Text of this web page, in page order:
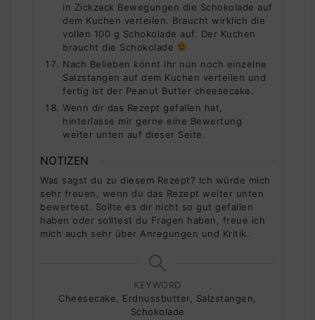
in Zickzack Bewegungen die Schokolade auf
dem Kuchen verteilen. Braucht wirklich die
vollen 100 g Schokolade auf. Der Kuchen
braucht die Schokolade
Nach Belieben könnt ihr nun noch einzelne
Salzstangen auf dem Kuchen verteilen und
fertig ist der Peanut Butter cheesecake.
Wenn dir das Rezept gefallen hat,
hinterlasse mir gerne eine Bewertung
weiter unten auf dieser Seite.
NOTIZEN
Was sagst du zu diesem Rezept? Ich würde mich
sehr freuen, wenn du das Rezept weiter unten
bewertest. Sollte es dir nicht so gut gefallen
haben oder solltest du Fragen haben, freue ich
mich auch sehr über Anregungen und Kritik.
KEYWORD
Cheesecake, Erdnussbutter, Salzstangen,
Schokolade